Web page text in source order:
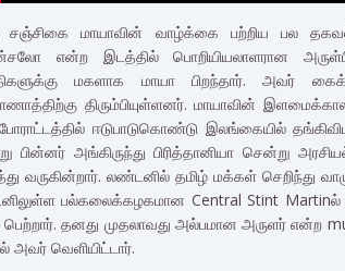
மாயாவின் வாழ்க்கை பற்றிய பல
என்ற இடத்தில் பொறியியலாளரான
மகளாக மாயா பிறந்தார். அவர்
திரும்பியுள்ளனர். மாயாவின்
ஈடுபாடுகொண்டு இலங்கையில்
பின்னர் அங்கிருந்து பிரித்தானியா சென்று
வருகின்றார். லண்டனில் தமிழ் மக்கள் செறிந்து
பல்கலைக்கழகமான Central Stint Martinல்
பெற்றார். தனது முதலாவது அல்பமான அருளர் என்ற
அவர் வெளியிட்டார்.